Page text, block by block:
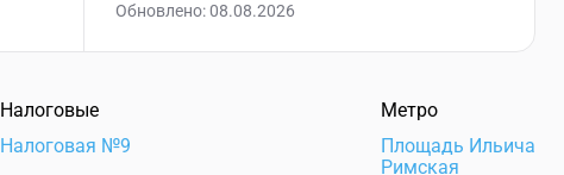
Обновлено: 08.08.2026
Налоговые
Налоговая №9
Метро
Площадь Ильича
Римская